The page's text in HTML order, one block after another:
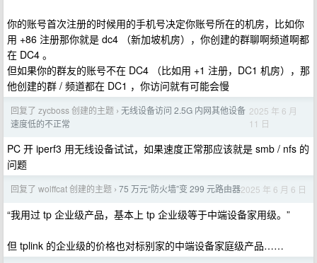
你的账号首次注册的时候用的手机号决定你账号所在的机房，比如你
用 +86 注册那你就是 dc4 （新加坡机房），你创建的群聊啊频道啊都
在 DC4 。
但如果你的群友的账号不在 DC4 （比如用 +1 注册，DC1 机房），那
他创建的群 / 频道都在 DC1 ，你访问就有可能会慢
回复了 zycboss 创建的主题 › 无线设备访问 2.5G 内网其他设备
速度低的不正常
2025 年 6 月
11 日
PC 开 iperf3 用无线设备试试，如果速度正常那应该就是 smb / nfs 的
问题
回复了 wolffcat 创建的主题 › 75 万元“防火墙”变 299 元路由器2025 年 6 月 6 日
“我用过 tp 企业级产品，基本上 tp 企业级等于中端设备家用级。”
但 tplink 的企业级的价格也对标别家的中端设备家庭级产品……